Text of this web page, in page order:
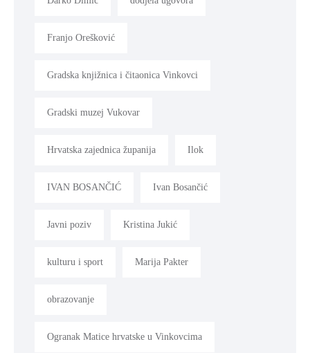
Franjo Orešković
Gradska knjižnica i čitaonica Vinkovci
Gradski muzej Vukovar
Hrvatska zajednica županija Ilok
IVAN BOSANČIĆ Ivan Bosančić
Javni poziv Kristina Jukić
kulturu i sport Marija Pakter
obrazovanje
Ogranak Matice hrvatske u Vinkovcima